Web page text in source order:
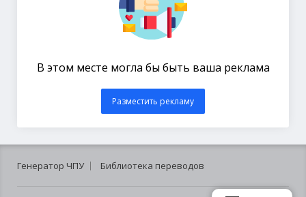
В этом месте могла бы быть ваша реклама
Разместить рекламу
Генератор ЧПУ Библиотека переводов